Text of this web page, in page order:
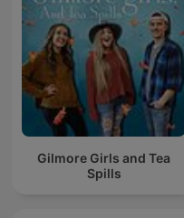
Gilmore Girls and Tea
Spills